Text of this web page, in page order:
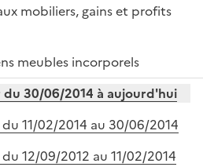
mobiliers, gains et profits
meubles incorporels
du 30/06/2014 à aujourd'hui
11/02/2014 au 30/06/2014
12/09/2012 au 11/02/2014